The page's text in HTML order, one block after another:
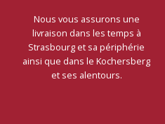
Nous vous assurons une
livraison dans les temps à
Strasbourg et sa périphérie
ainsi que dans le Kochersberg
et ses alentours.